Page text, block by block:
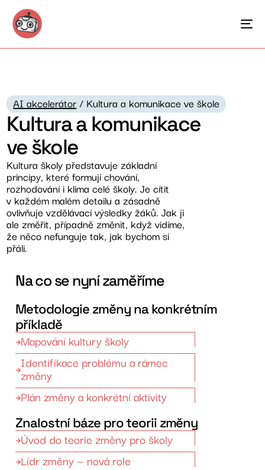
AI akcelerátor/ Kultura a komunikace ve škole
Kultura a komunikace
ve škole
Kultura školy představuje základní
principy, které formují chování,
rozhodování i klima celé školy. Je cítit
v každém malém detailu a zásadně
ovlivňuje vzdělávací výsledky žáků. Jak ji
ale změřit, případně změnit, když vidíme,
že něco nefunguje tak, jak bychom si
přáli.
Na co se nyní zaměříme
Metodologie změny na konkrétním
příkladě
Mapování kultury školy
Identifikace problému a rámec
změny
Plán změny a konkrétní aktivity
Znalostní báze pro teorii změny
Úvod do teorie změny pro školy
Lídr změny — nová role